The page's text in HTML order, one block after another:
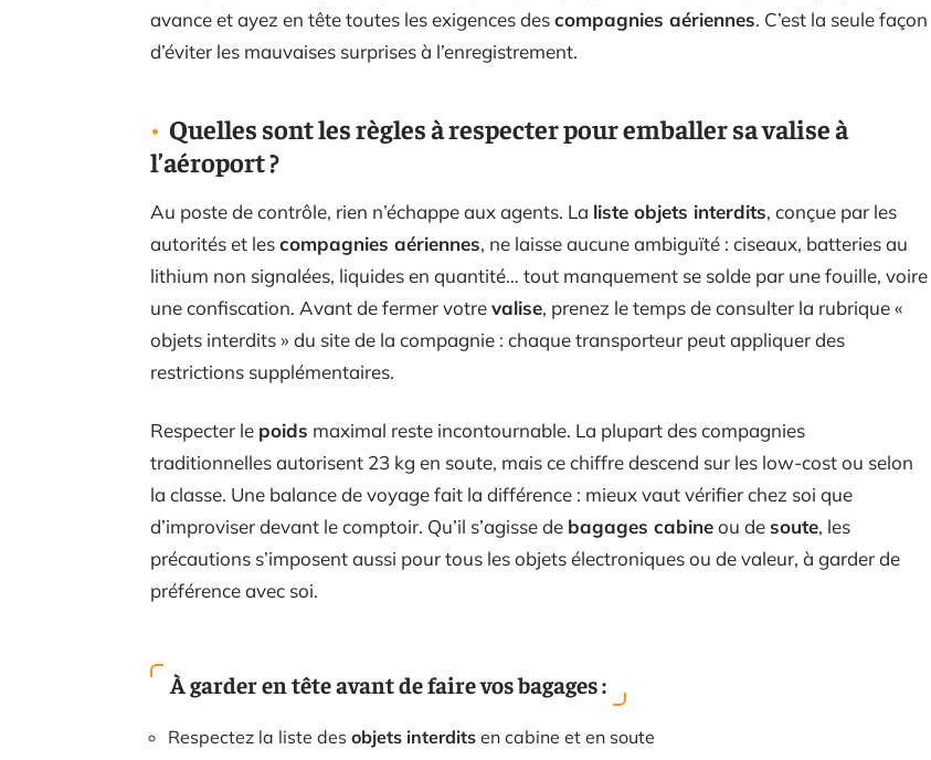
avance et ayez en tête toutes les exigences descompagnies aériennes. C’est la seule façon
d’éviter les mauvaises surprises à l’enregistrement.
Quelles sont les règles à respecter pour emballer sa valise à
l’aéroport ?
Au poste de contrôle, rien n’échappe aux agents. La liste objets interdits, conçue par les
autorités et lescompagnies aériennes, ne laisse aucune ambiguïté : ciseaux, batteries au
lithium non signalées, liquides en quantité… tout manquement se solde par une fouille, voire
une confiscation. Avant de fermer votrevalise, prenez le temps de consulter la rubrique «
objets interdits » du site de la compagnie : chaque transporteur peut appliquer des
restrictions supplémentaires.
Respecter le poids maximal reste incontournable. La plupart des compagnies
traditionnelles autorisent 23 kg en soute, mais ce chiffre descend sur les low-cost ou selon
la classe. Une balance de voyage fait la différence : mieux vaut vérifier chez soi que
d’improviser devant le comptoir. Qu’il s’agisse de bagages cabineou desoute, les
précautions s’imposent aussi pour tous les objets électroniques ou de valeur, à garder de
préférence avec soi.
À garder en tête avant de faire vos bagages :
Respectez la liste des objets interdits en cabine et en soute